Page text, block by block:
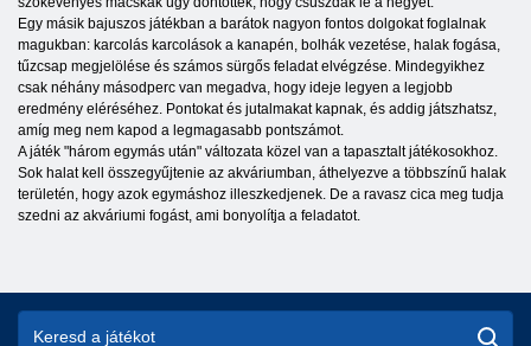
Egy másik bajuszos játékban a barátok nagyon fontos dolgokat foglalnak
magukban: karcolás karcolások a kanapén, bolhák vezetése, halak fogása,
tűzcsap megjelölése és számos sürgős feladat elvégzése. Mindegyikhez
csak néhány másodperc van megadva, hogy ideje legyen a legjobb
eredmény eléréséhez. Pontokat és jutalmakat kapnak, és addig játszhatsz,
amíg meg nem kapod a legmagasabb pontszámot.
A játék "három egymás után" változata közel van a tapasztalt játékosokhoz.
Sok halat kell összegyűjtenie az akváriumban, áthelyezve a többszínű halak
területén, hogy azok egymáshoz illeszkedjenek. De a ravasz cica meg tudja
szedni az akváriumi fogást, ami bonyolítja a feladatot.